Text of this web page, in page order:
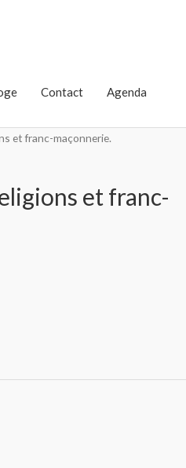
Contact Agenda
et franc-maçonnerie.
et franc-